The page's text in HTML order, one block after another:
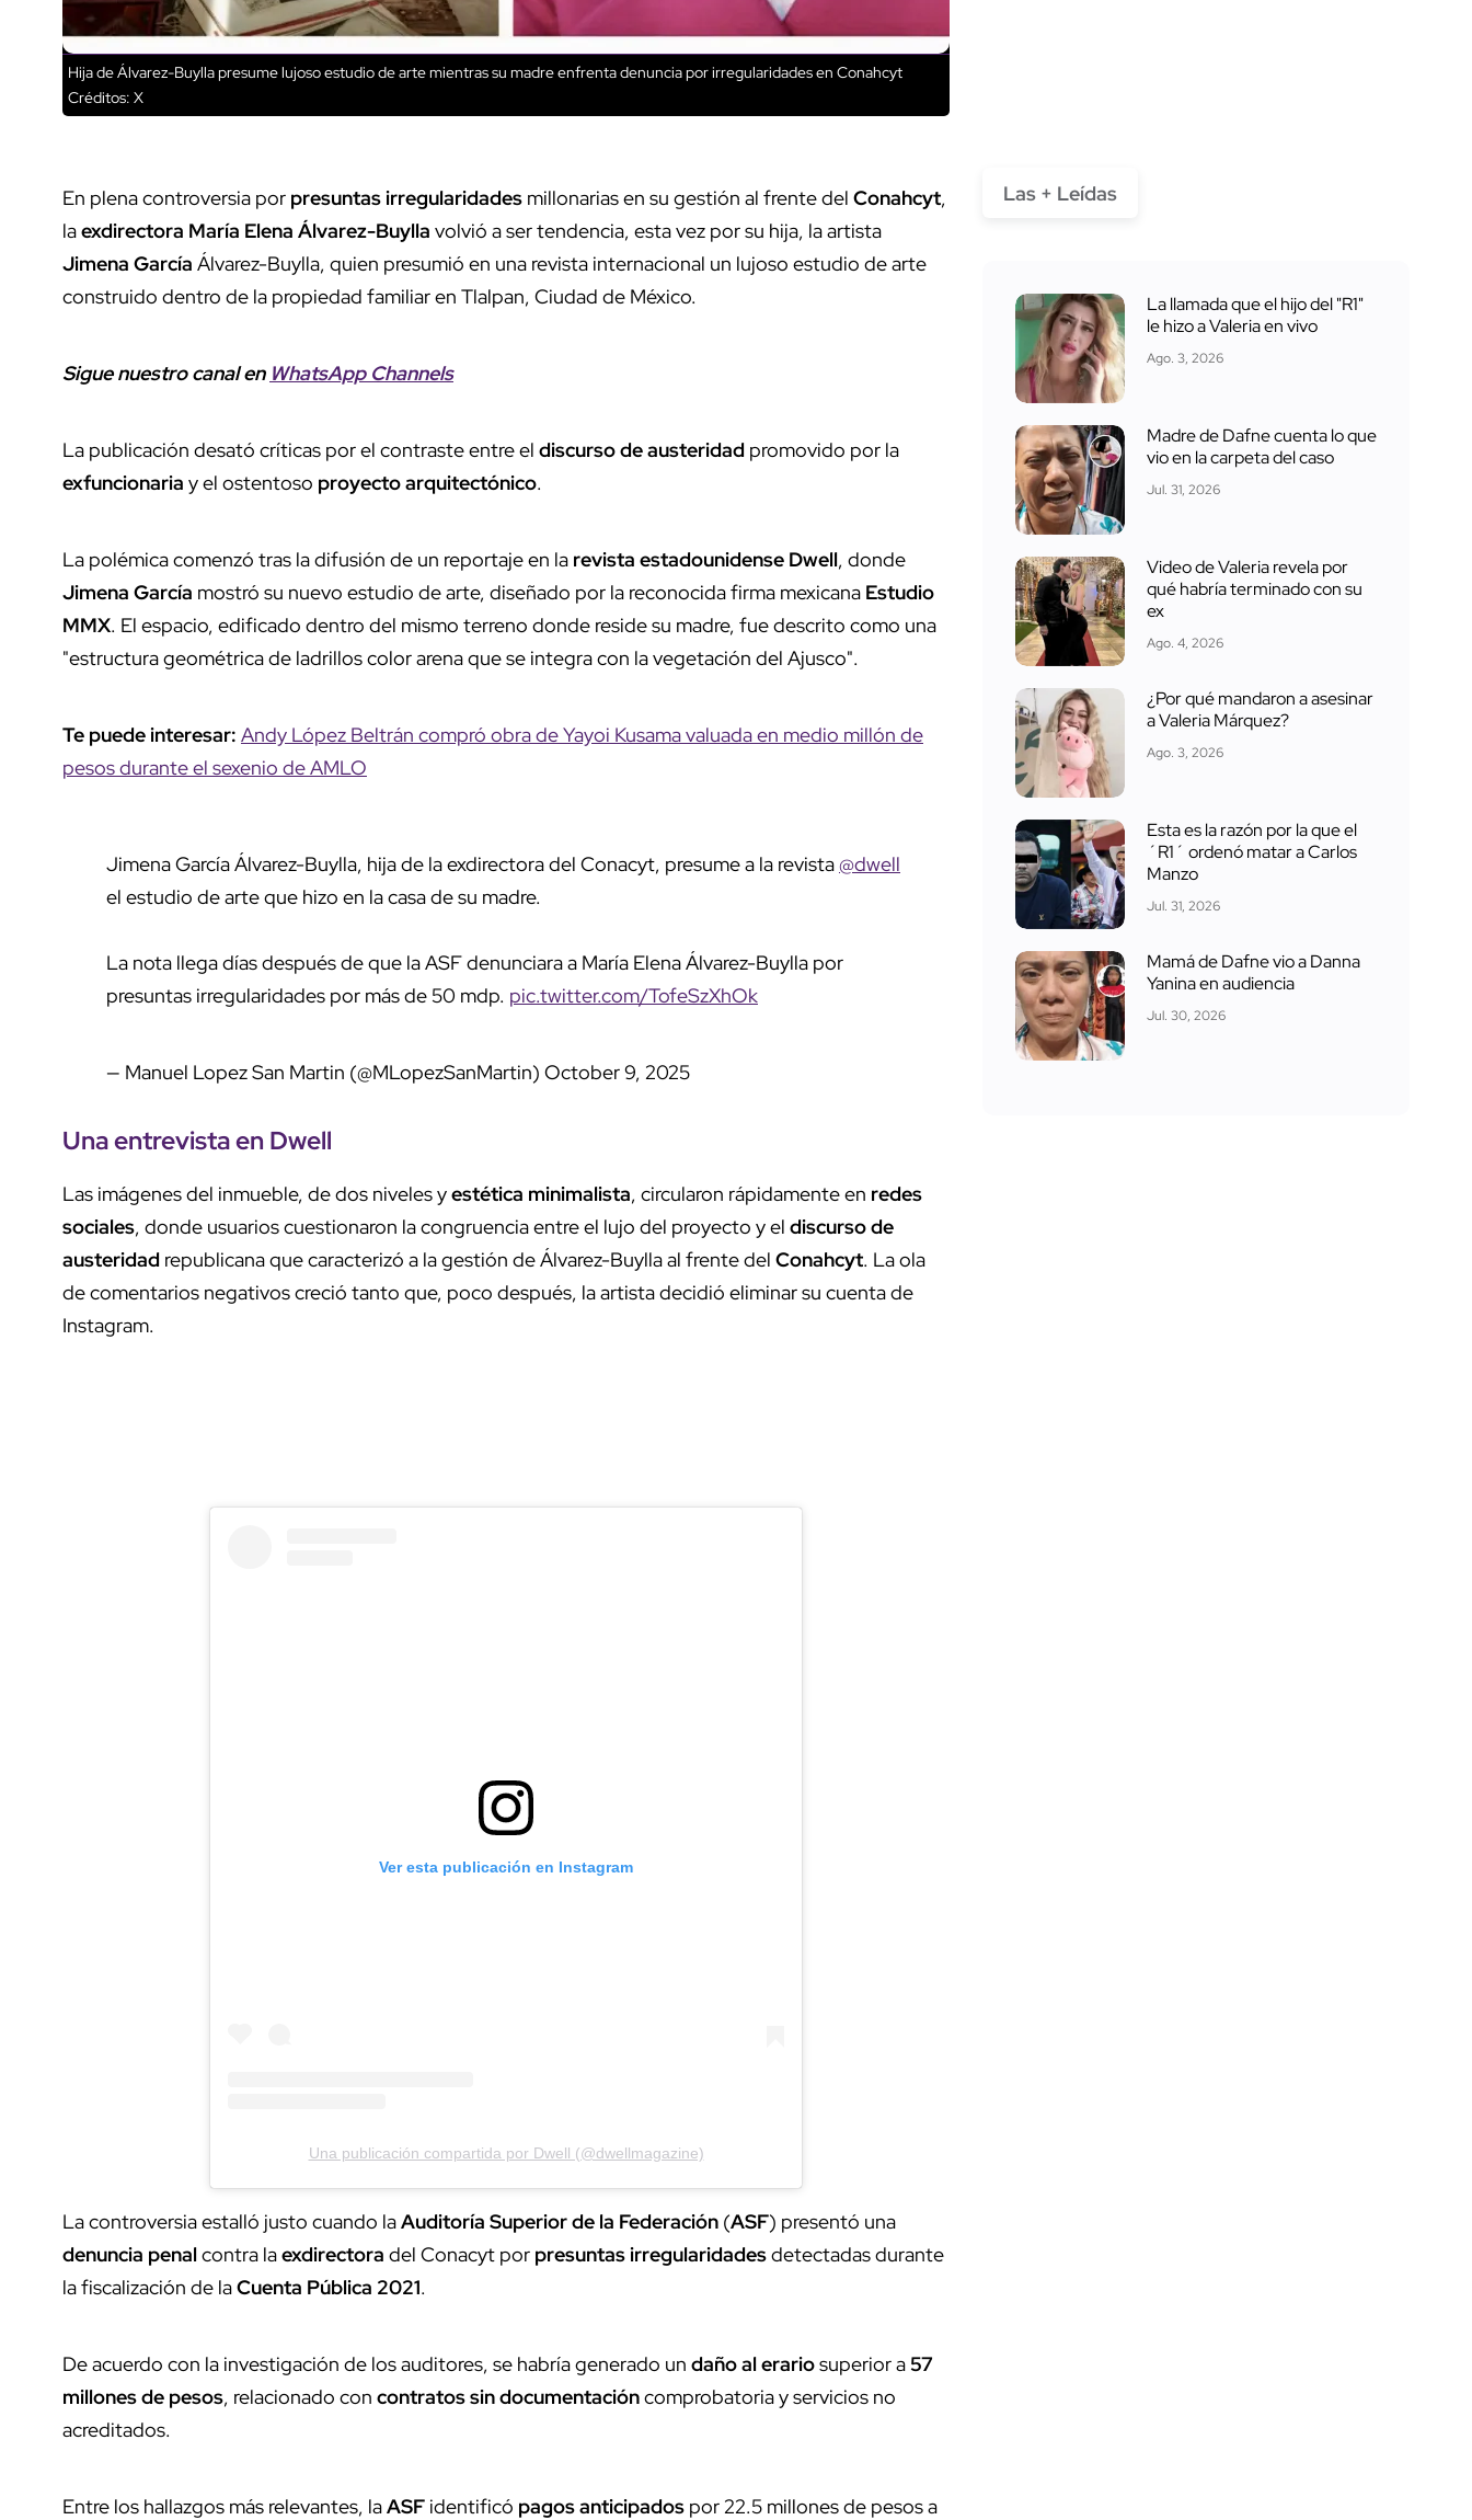
Hija de Álvarez-Buylla presume lujoso estudio de arte mientras su madre enfrenta denuncia por irregularidades en Conahcyt
Créditos: X
En plena controversia por presuntas irregularidades millonarias en su gestión al frente del Conahcyt,
laexdirectora María Elena Álvarez-Buylla volvió a ser tendencia, esta vez por su hija, la artista
Jimena García Álvarez-Buylla, quien presumió en una revista internacional un lujoso estudio de arte
construido dentro de la propiedad familiar en Tlalpan, Ciudad de México.
Sigue nuestro canal en WhatsApp Channels
La publicación desató críticas por el contraste entre el discurso de austeridad promovido por la
exfuncionaria y el ostentoso proyecto arquitectónico.
La polémica comenzó tras la difusión de un reportaje en la revista estadounidense Dwell, donde
Jimena García mostró su nuevo estudio de arte, diseñado por la reconocida firma mexicana Estudio
MMX. El espacio, edificado dentro del mismo terreno donde reside su madre, fue descrito como una
"estructura geométrica de ladrillos color arena que se integra con la vegetación del Ajusco".
Te puede interesar: Andy López Beltrán compró obra de Yayoi Kusama valuada en medio millón de
pesos durante el sexenio de AMLO
Jimena García Álvarez-Buylla, hija de la exdirectora del Conacyt, presume a la revista@dwell
el estudio de arte que hizo en la casa de su madre.
La nota llega días después de que la ASF denunciara a María Elena Álvarez-Buylla por
presuntas irregularidades por más de 50 mdp. pic.twitter.com/TofeSzXhOk
— Manuel Lopez San Martin (@MLopezSanMartin) October 9, 2025
Una entrevista en Dwell
Las imágenes del inmueble, de dos niveles yestética minimalista, circularon rápidamente en redes
sociales, donde usuarios cuestionaron la congruencia entre el lujo del proyecto y el discurso de
austeridad republicana que caracterizó a la gestión de Álvarez-Buylla al frente del Conahcyt. La ola
de comentarios negativos creció tanto que, poco después, la artista decidió eliminar su cuenta de
Instagram.
Ver esta publicación en Instagram
Una publicación compartida por Dwell (@dwellmagazine)
La controversia estalló justo cuando laAuditoría Superior de la Federación (ASF) presentó una
denuncia penalcontra laexdirectora del Conacyt por presuntas irregularidadesdetectadas durante
la fiscalización de laCuenta Pública 2021.
De acuerdo con la investigación de los auditores, se habría generado un daño al erariosuperior a57
millones de pesos, relacionado con contratos sin documentacióncomprobatoria y servicios no
acreditados.
Entre los hallazgos más relevantes, laASF identificó pagos anticipados por 22.5 millones de pesos a
Las + Leídas
La llamada que el hijo del "R1"
le hizo a Valeria en vivo
Ago. 3, 2026
Madre de Dafne cuenta lo que
vio en la carpeta del caso
Jul. 31, 2026
Video de Valeria revela por
qué habría terminado con su
ex
Ago. 4, 2026
¿Por qué mandaron a asesinar
a Valeria Márquez?
Ago. 3, 2026
Esta es la razón por la que el
´R1´ ordenó matar a Carlos
Manzo
Jul. 31, 2026
Mamá de Dafne vio a Danna
Yanina en audiencia
Jul. 30, 2026